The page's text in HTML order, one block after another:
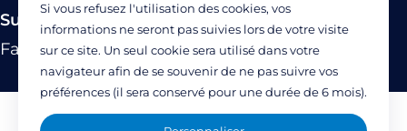
Suivez-nous
FacebookTwitterLinkedinYouTubeInstagram
Si vous refusez l'utilisation des cookies, vos
informations ne seront pas suivies lors de votre visite
sur ce site. Un seul cookie sera utilisé dans votre
navigateur afin de se souvenir de ne pas suivre vos
préférences (il sera conservé pour une durée de 6 mois).